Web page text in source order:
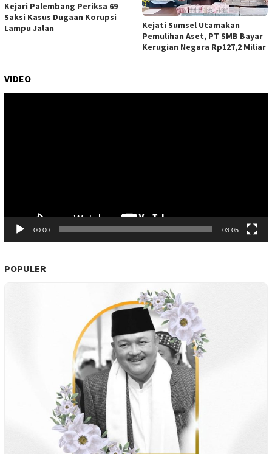
Kejari Palembang Periksa 69
Saksi Kasus Dugaan Korupsi
Lampu Jalan
Kejati Sumsel Utamakan
Pemulihan Aset, PT SMB Bayar
Kerugian Negara Rp127,2 Miliar
VIDEO
00:00 03:05
POPULER